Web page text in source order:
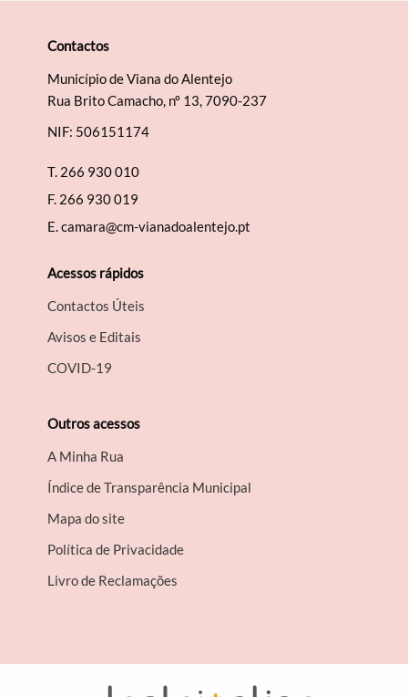
Contactos
Município de Viana do Alentejo
Rua Brito Camacho, nº 13, 7090-237
NIF: 506151174
T. 266 930 010
F. 266 930 019
E.camara@cm-vianadoalentejo.pt
Acessos rápidos
Contactos Úteis
Avisos e Editais
COVID-19
Outros acessos
A Minha Rua
Índice de Transparência Municipal
Mapa do site
Política de Privacidade
Livro de Reclamações